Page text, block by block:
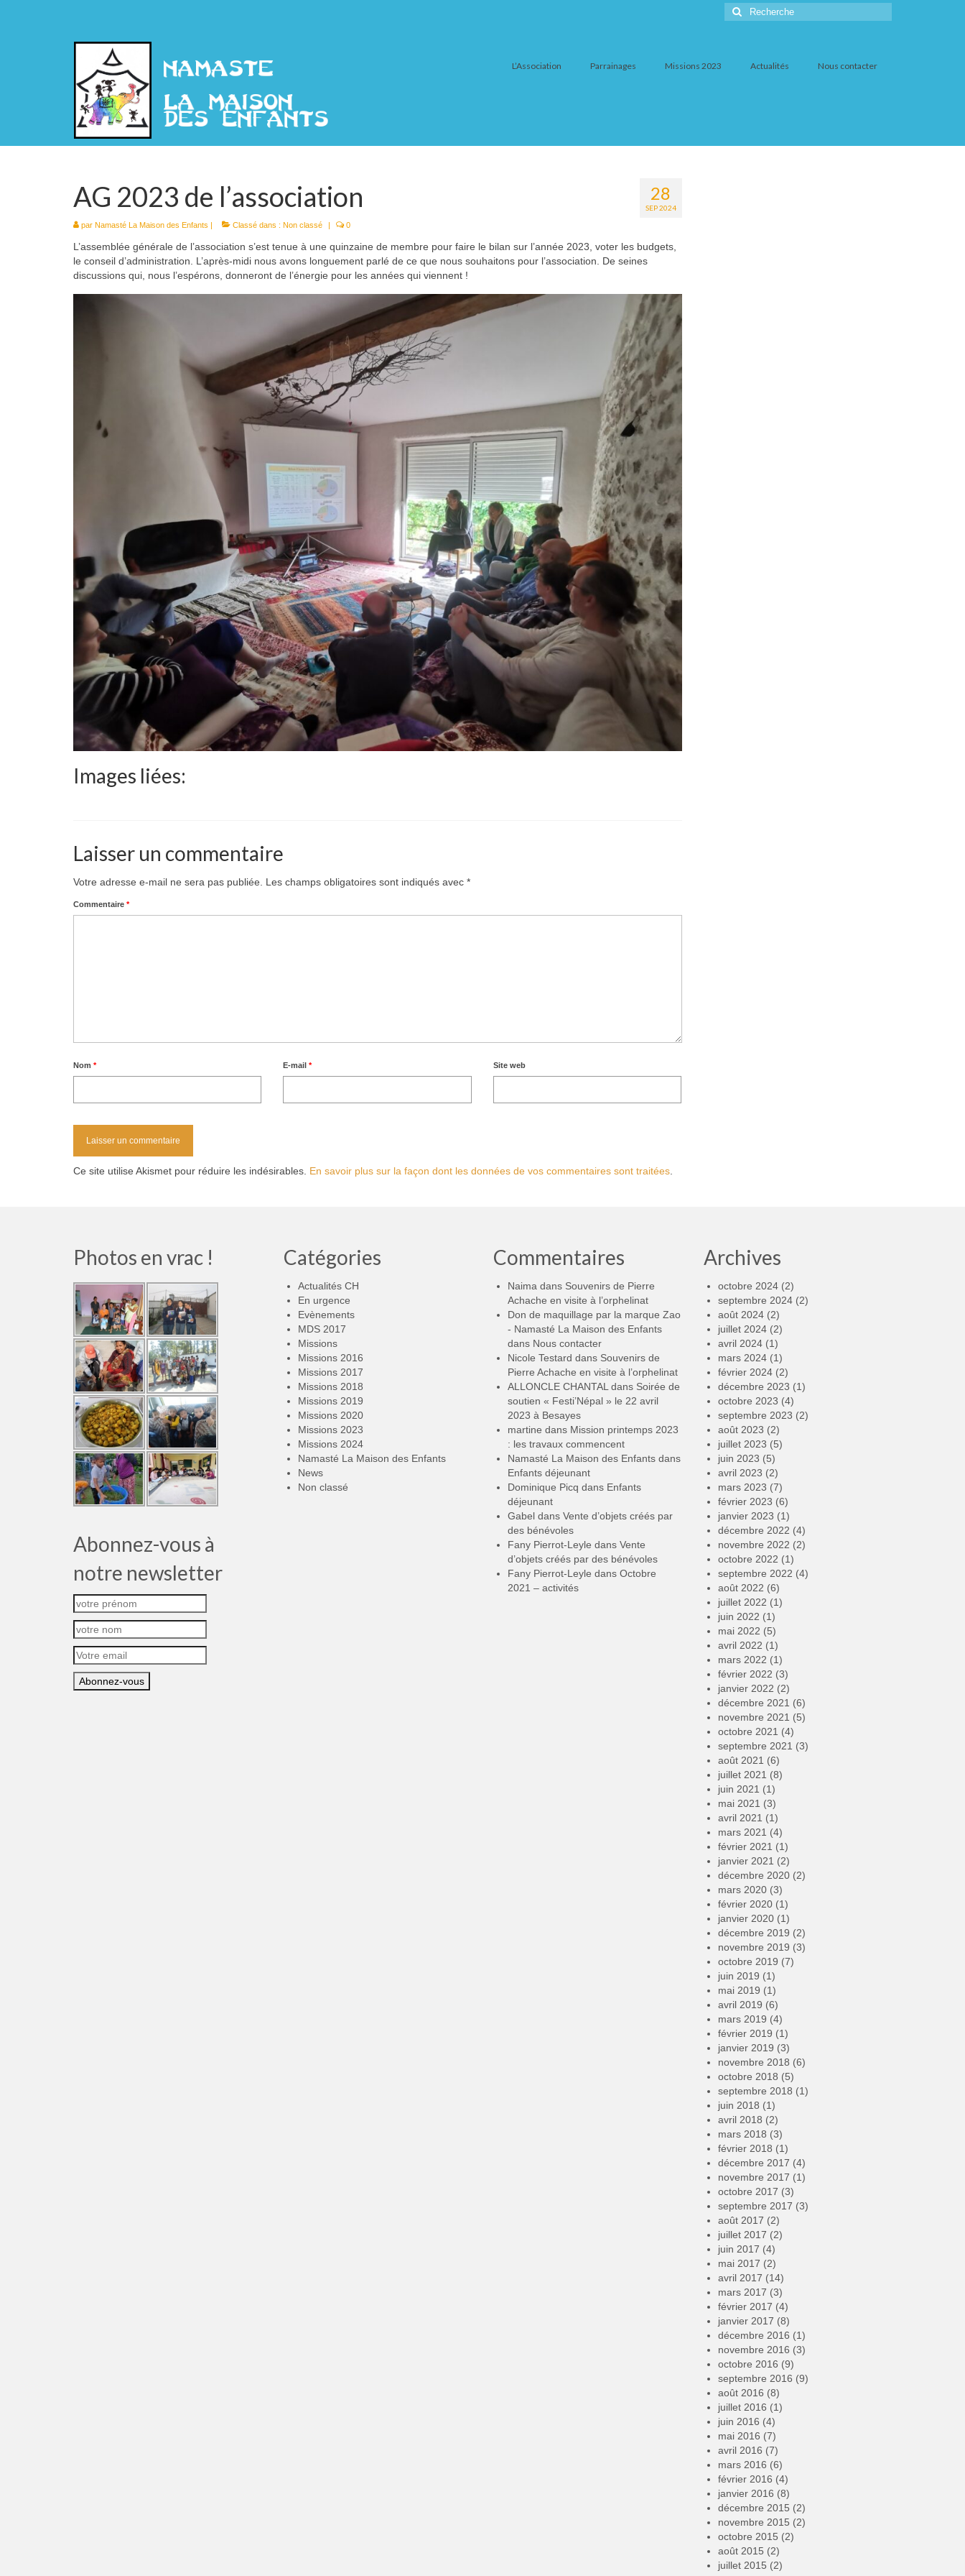
Rechercher
:
L’Association Parrainages Missions 2023 Actualités Nous contacter
28
SEP 2024
AG 2023 de l’association
par Namasté La Maison des Enfants | Classé dans : Non classé | 0
L’assemblée générale de l’association s’est tenue à une quinzaine de membre pour faire le bilan sur l’année 2023, voter les budgets,
le conseil d’administration. L’après-midi nous avons longuement parlé de ce que nous souhaitons pour l’association. De seines
discussions qui, nous l’espérons, donneront de l’énergie pour les années qui viennent !
Images liées:
Laisser un commentaire
Votre adresse e-mail ne sera pas publiée. Les champs obligatoires sont indiqués avec *
Commentaire *
Nom * E-mail* Site web
Ce site utilise Akismet pour réduire les indésirables. En savoir plus sur la façon dont les données de vos commentaires sont traitées
Photos en vrac !
Abonnez-vous à
notre newsletter
Catégories
Actualités CH
En urgence
Evènements
MDS 2017
Missions
Missions 2016
Missions 2017
Missions 2018
Missions 2019
Missions 2020
Missions 2023
Missions 2024
Namasté La Maison des Enfants
News
Non classé
Commentaires
Naima dans Souvenirs de Pierre
Achache en visite à l’orphelinat
Don de maquillage par la marque Zao
- Namasté La Maison des Enfants
dans Nous contacter
Nicole Testard dans Souvenirs de
Pierre Achache en visite à l’orphelinat
ALLONCLE CHANTAL dans Soirée de
soutien « Festi’Népal » le 22 avril
2023 à Besayes
martine dans Mission printemps 2023
: les travaux commencent
Namasté La Maison des Enfants dans
Enfants déjeunant
Dominique Picq dans Enfants
déjeunant
Gabel dans Vente d’objets créés par
des bénévoles
Fany Pierrot-Leyle dans Vente
d’objets créés par des bénévoles
Fany Pierrot-Leyle dans Octobre
2021 – activités
Archives
octobre 2024(2)
septembre 2024(2)
août 2024(2)
juillet 2024(2)
avril 2024(1)
mars 2024(1)
février 2024(2)
décembre 2023 (1)
octobre 2023 (4)
septembre 2023 (2)
août 2023 (2)
juillet 2023 (5)
juin 2023 (5)
avril 2023 (2)
mars 2023 (7)
février 2023 (6)
janvier 2023 (1)
décembre 2022 (4)
novembre 2022 (2)
octobre 2022 (1)
septembre 2022 (4)
août 2022 (6)
juillet 2022 (1)
juin 2022 (1)
mai 2022 (5)
avril 2022 (1)
mars 2022 (1)
février 2022 (3)
janvier 2022 (2)
décembre 2021 (6)
novembre 2021 (5)
octobre 2021 (4)
septembre 2021 (3)
août 2021 (6)
juillet 2021 (8)
juin 2021 (1)
mai 2021 (3)
avril 2021 (1)
mars 2021 (4)
février 2021 (1)
janvier 2021 (2)
décembre 2020(2)
mars 2020(3)
février 2020(1)
janvier 2020(1)
décembre 2019 (2)
novembre 2019 (3)
octobre 2019 (7)
juin 2019 (1)
mai 2019 (1)
avril 2019 (6)
mars 2019 (4)
février 2019 (1)
janvier 2019 (3)
novembre 2018 (6)
octobre 2018 (5)
septembre 2018 (1)
juin 2018 (1)
avril 2018 (2)
mars 2018 (3)
février 2018 (1)
décembre 2017 (4)
novembre 2017 (1)
octobre 2017 (3)
septembre 2017 (3)
août 2017 (2)
juillet 2017 (2)
juin 2017 (4)
mai 2017 (2)
avril 2017 (14)
mars 2017 (3)
février 2017 (4)
janvier 2017 (8)
décembre 2016 (1)
novembre 2016 (3)
octobre 2016 (9)
septembre 2016 (9)
août 2016 (8)
juillet 2016 (1)
juin 2016 (4)
mai 2016 (7)
avril 2016 (7)
mars 2016 (6)
février 2016 (4)
janvier 2016 (8)
décembre 2015 (2)
novembre 2015 (2)
octobre 2015 (2)
août 2015 (2)
juillet 2015 (2)